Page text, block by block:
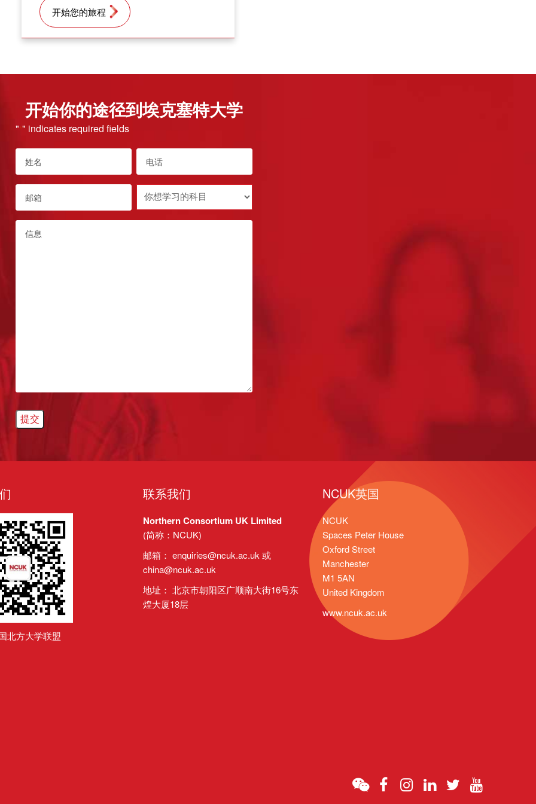
开始您的旅程
开始你的途径到埃克塞特大学
" " indicates required fields
名
*
话
*
Email
*
Subject
you
want
Message
北方大学联盟
联系我们
Northern Consortium UK Limited
(简称：NCUK)
邮箱： enquiries@ncuk.ac.uk或
china@ncuk.ac.uk
地址： 北京市朝阳区广顺南大街16号东
煌大厦18层
NCUK英国
NCUK
Spaces Peter House
Oxford Street
Manchester
M1 5AN
United Kingdom
www.ncuk.ac.uk